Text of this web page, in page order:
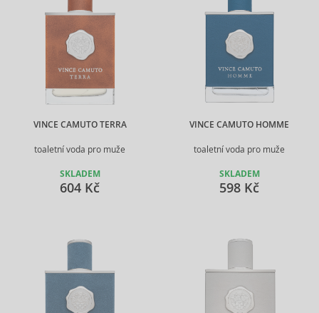
VINCE CAMUTO TERRA
toaletní voda pro muže
SKLADEM
604 Kč
VINCE CAMUTO HOMME
toaletní voda pro muže
SKLADEM
598 Kč